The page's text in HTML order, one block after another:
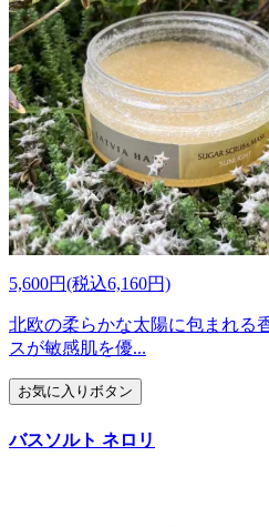
5,600円(税込6,160円)
北欧の柔らかな太陽に包まれる
スが敏感肌を優...
お気に入りボタン
バスソルト ネロリ